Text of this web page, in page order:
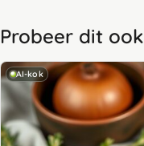
Probeer dit ook
AI-kok